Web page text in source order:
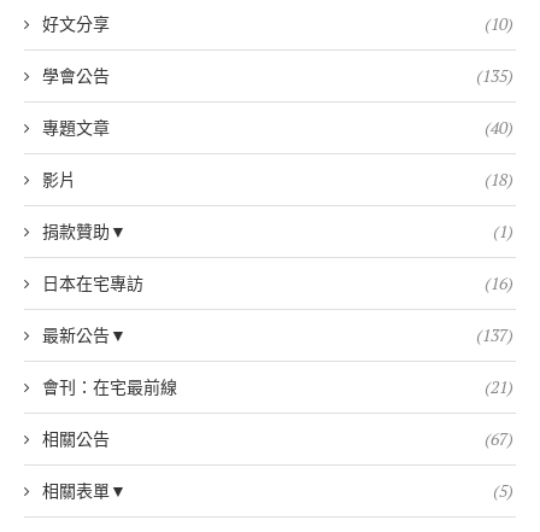
好文分享 (10)
學會公告 (135)
專題文章 (40)
影片 (18)
捐款贊助▼ (1)
日本在宅專訪 (16)
最新公告▼ (137)
會刊：在宅最前線 (21)
相關公告 (67)
相關表單▼ (5)